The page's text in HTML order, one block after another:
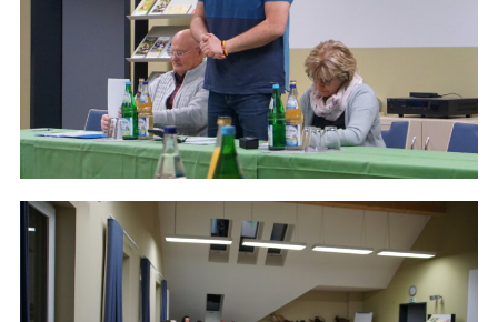
Strasburger Ehrenamtspreis „SBG“
Welcome to Strasburg (Uckermark)
Ласкаво просимо до Штрасбурга (Уккермарк)
مرحبًا بكم في شتراسبورغ (أوكرمارك)
Bine ați venit în Strasburg (Uckermark)